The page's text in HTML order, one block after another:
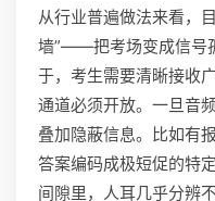
从行业普遍做法来看，
墙”——把考场变成信号
于，考生需要清晰接收
通道必须开放。一旦音
叠加隐蔽信息。比如有
答案编码成极短促的特
间隙里，人耳几乎分辨